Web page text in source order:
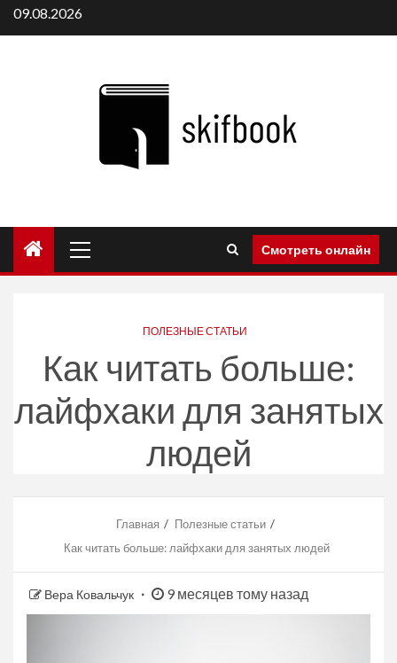
Перейти
к
09.08.2026
меню
Смотреть онлайн
ПОЛЕЗНЫЕ СТАТЬИ
Как читать больше:
лайфхаки для занятых
людей
Главная
Полезные статьи
Как читать больше: лайфхаки для занятых людей
Вера Ковальчук 9 месяцев тому назад